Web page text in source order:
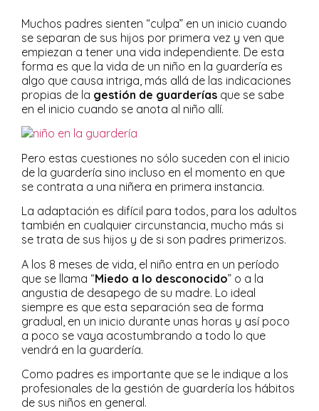
Muchos padres sienten “culpa” en un inicio cuando
se separan de sus hijos por primera vez y ven que
empiezan a tener una vida independiente. De esta
forma es que la vida de un niño en la guardería es
algo que causa intriga, más allá de las indicaciones
propias de la gestión de guarderías que se sabe
en el inicio cuando se anota al niño allí.
Pero estas cuestiones no sólo suceden con el inicio
de la guardería sino incluso en el momento en que
se contrata a una niñera en primera instancia.
La adaptación es difícil para todos, para los adultos
también en cualquier circunstancia, mucho más si
se trata de sus hijos y de si son padres primerizos.
A los 8 meses de vida, el niño entra en un período
que se llama “Miedo a lo desconocido” o a la
angustia de desapego de su madre. Lo ideal
siempre es que esta separación sea de forma
gradual, en un inicio durante unas horas y así poco
a poco se vaya acostumbrando a todo lo que
vendrá en la guardería.
Como padres es importante que se le indique a los
profesionales de la gestión de guardería los hábitos
de sus niños en general.